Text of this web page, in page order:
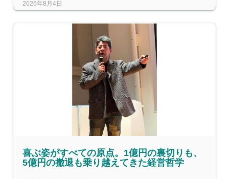
2026年8月4日
喜ぶ姿がすべての原点。1億円の裏切りも、
5億円の撤退も乗り越えてきた経営哲学